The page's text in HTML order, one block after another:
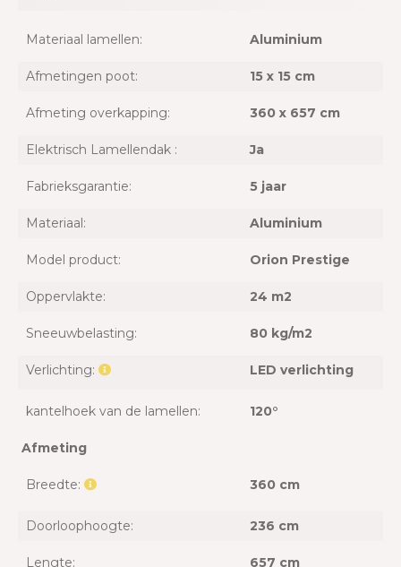
Materiaal lamellen: Aluminium
Afmetingen poot: 15 x 15 cm
Afmeting overkapping: 360 x 657 cm
Elektrisch Lamellendak : Ja
Fabrieksgarantie: 5 jaar
Materiaal: Aluminium
Model product: Orion Prestige
Oppervlakte: 24 m2
Sneeuwbelasting: 80 kg/m2
Verlichting: LED verlichting
kantelhoek van de lamellen: 120°
Afmeting
Breedte: 360 cm
Doorloophoogte: 236 cm
Lengte: 657 cm